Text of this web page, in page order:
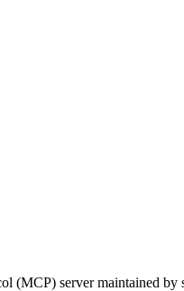
server maintained by